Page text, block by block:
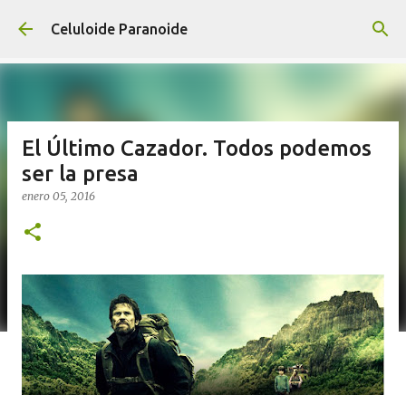
Ir al contenido principal
Celuloide Paranoide
El Último Cazador. Todos podemos
ser la presa
enero 05, 2016